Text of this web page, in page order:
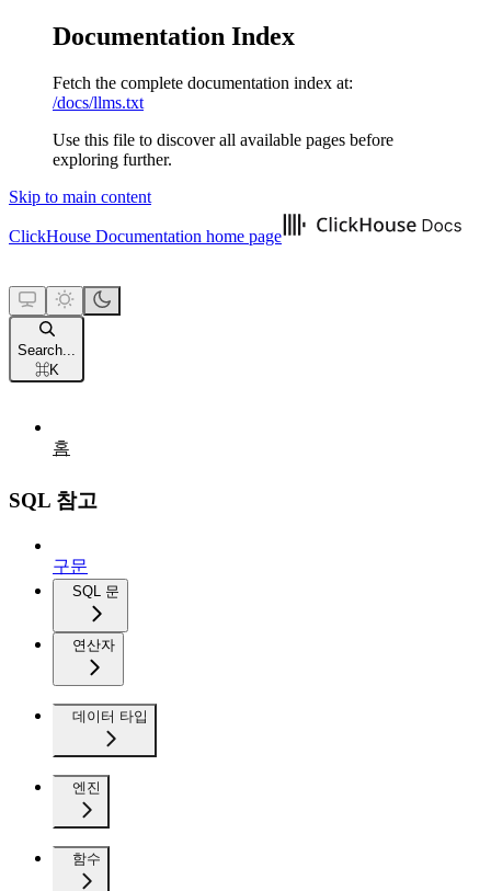
Documentation Index
Fetch the complete documentation index at:
/docs/llms.txt
Use this file to discover all available pages before
exploring further.
Skip to main content
ClickHouse Documentation home page
Search...
⌘K
홈
SQL 참고
구문
SQL 문
연산자
데이터 타입
엔진
함수